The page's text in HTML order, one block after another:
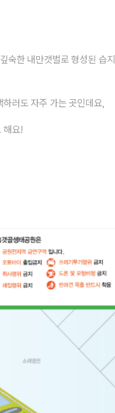
숙한 내만갯벌로 형성된 습지
러도 자주 가는 곳인데요,
해요!